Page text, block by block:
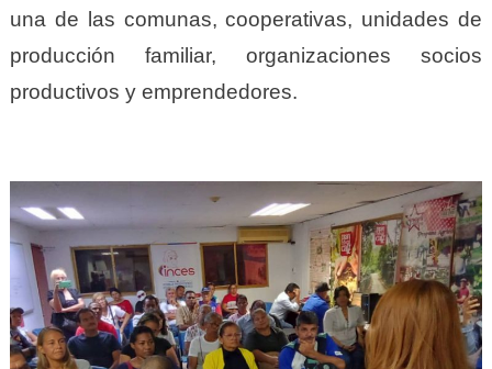
una de las comunas, cooperativas, unidades de
producción familiar, organizaciones socios
productivos y emprendedores.